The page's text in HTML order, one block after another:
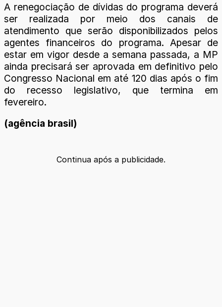
A renegociação de dívidas do programa deverá
ser realizada por meio dos canais de
atendimento que serão disponibilizados pelos
agentes financeiros do programa. Apesar de
estar em vigor desde a semana passada, a MP
ainda precisará ser aprovada em definitivo pelo
Congresso Nacional em até 120 dias após o fim
do recesso legislativo, que termina em
fevereiro.
(agência brasil)
Continua após a publicidade.